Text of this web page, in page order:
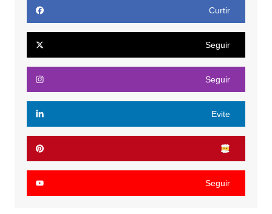
Curtir
Seguir
Seguir
Evite
Seguir